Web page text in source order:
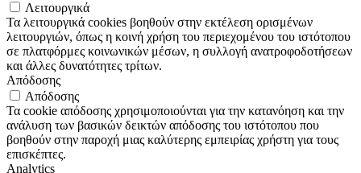
Λειτουργικά
Τα λειτουργικά cookies βοηθούν στην εκτέλεση ορισμένων
λειτουργιών, όπως η κοινή χρήση του περιεχομένου του ιστότοπου
σε πλατφόρμες κοινωνικών μέσων, η συλλογή ανατροφοδοτήσεων
και άλλες δυνατότητες τρίτων.
Απόδοσης
Απόδοσης
Τα cookie απόδοσης χρησιμοποιούνται για την κατανόηση και την
ανάλυση των βασικών δεικτών απόδοσης του ιστότοπου που
βοηθούν στην παροχή μιας καλύτερης εμπειρίας χρήστη για τους
επισκέπτες.
Analytics